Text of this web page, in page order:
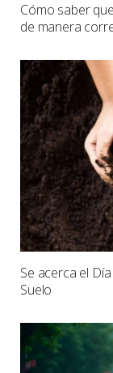
Cómo saber
de manera
Se acerca el
Suelo